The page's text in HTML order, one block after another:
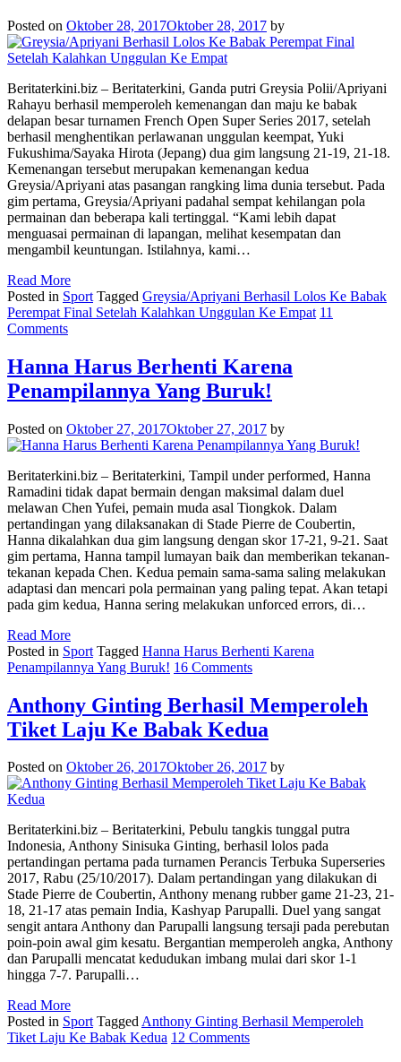
Posted on Oktober 28, 2017Oktober 28, 2017 by
Beritaterkini.biz – Beritaterkini, Ganda putri Greysia Polii/Apriyani
Rahayu berhasil memperoleh kemenangan dan maju ke babak
delapan besar turnamen French Open Super Series 2017, setelah
berhasil menghentikan perlawanan unggulan keempat, Yuki
Fukushima/Sayaka Hirota (Jepang) dua gim langsung 21-19, 21-18.
Kemenangan tersebut merupakan kemenangan kedua
Greysia/Apriyani atas pasangan rangking lima dunia tersebut. Pada
gim pertama, Greysia/Apriyani padahal sempat kehilangan pola
permainan dan beberapa kali tertinggal. “Kami lebih dapat
menguasai permainan di lapangan, melihat kesempatan dan
mengambil keuntungan. Istilahnya, kami…
Read More
Posted in Sport Tagged Greysia/Apriyani Berhasil Lolos Ke Babak
Perempat Final Setelah Kalahkan Unggulan Ke Empat 11
Comments
Hanna Harus Berhenti Karena
Penampilannya Yang Buruk!
Posted on Oktober 27, 2017Oktober 27, 2017 by
Beritaterkini.biz – Beritaterkini, Tampil under performed, Hanna
Ramadini tidak dapat bermain dengan maksimal dalam duel
melawan Chen Yufei, pemain muda asal Tiongkok. Dalam
pertandingan yang dilaksanakan di Stade Pierre de Coubertin,
Hanna dikalahkan dua gim langsung dengan skor 17-21, 9-21. Saat
gim pertama, Hanna tampil lumayan baik dan memberikan tekanan-
tekanan kepada Chen. Kedua pemain sama-sama saling melakukan
adaptasi dan mencari pola permainan yang paling tepat. Akan tetapi
pada gim kedua, Hanna sering melakukan unforced errors, di…
Read More
Posted in Sport Tagged Hanna Harus Berhenti Karena
Penampilannya Yang Buruk! 16 Comments
Anthony Ginting Berhasil Memperoleh
Tiket Laju Ke Babak Kedua
Posted on Oktober 26, 2017Oktober 26, 2017 by
Beritaterkini.biz – Beritaterkini, Pebulu tangkis tunggal putra
Indonesia, Anthony Sinisuka Ginting, berhasil lolos pada
pertandingan pertama pada turnamen Perancis Terbuka Superseries
2017, Rabu (25/10/2017). Dalam pertandingan yang dilakukan di
Stade Pierre de Coubertin, Anthony menang rubber game 21-23, 21-
18, 21-17 atas pemain India, Kashyap Parupalli. Duel yang sangat
sengit antara Anthony dan Parupalli langsung tersaji pada perebutan
poin-poin awal gim kesatu. Bergantian memperoleh angka, Anthony
dan Parupalli mencatat kedudukan imbang mulai dari skor 1-1
hingga 7-7. Parupalli…
Read More
Posted in Sport TaggedAnthony Ginting Berhasil Memperoleh
Tiket Laju Ke Babak Kedua 12 Comments